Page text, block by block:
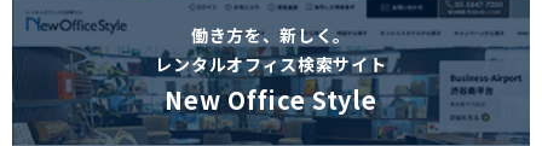
働き方を、新しく。
レンタルオフィス検索サイト
New Office Style